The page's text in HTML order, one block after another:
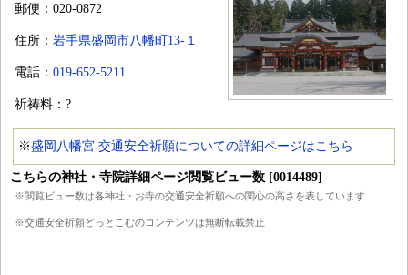
郵便：020-0872
住所： 岩手県盛岡市八幡町13-１
電話： 019-652-5211
祈祷料：?
※盛岡八幡宮 交通安全祈願についての詳細ページはこちら
こちらの神社・寺院詳細ページ閲覧ビュー数 [0014489]
※閲覧ビュー数は各神社・お寺の交通安全祈願への関心の高さを表しています
※交通安全祈願どっとこむのコンテンツは無断転載禁止